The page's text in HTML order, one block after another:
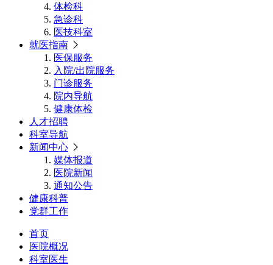
体检科
急诊科
医技科室
就医指南
医保服务
入院/出院服务
门诊服务
院内导航
健康体检
人才招聘
科室导航
新闻中心
媒体报道
医院新闻
通知公告
健康科普
党群工作
首页
医院概况
科室医生